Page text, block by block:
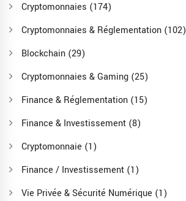
Cryptomonnaies (174)
Cryptomonnaies & Réglementation (102)
Blockchain (29)
Cryptomonnaies & Gaming (25)
Finance & Réglementation (15)
Finance & Investissement (8)
Cryptomonnaie (1)
Finance / Investissement (1)
Vie Privée & Sécurité Numérique (1)